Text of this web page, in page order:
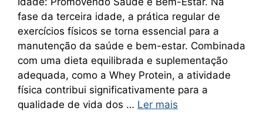
fase da terceira idade, a prática regular de
exercícios físicos se torna essencial para a
manutenção da saúde e bem-estar. Combinada
com uma dieta equilibrada e suplementação
adequada, como a Whey Protein, a atividade
física contribui significativamente para a
qualidade de vida dos … Ler mais